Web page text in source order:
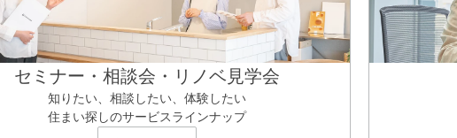
セミナー・相談会・リノベ見学会
知りたい、相談したい、体験したい
住まい探しのサービスラインナップ